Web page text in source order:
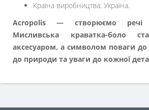
Країна виробництва: Україна.
Acropolis — створюємо речі
Мисливська краватка-боло
аксесуаром, а символом поваги до
до природи та уваги до кожної